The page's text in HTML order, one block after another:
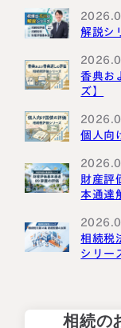
国外転出時
解説シ
香典お
ズ】
個人向
財産評
本通達
相続税
シリー
相続の